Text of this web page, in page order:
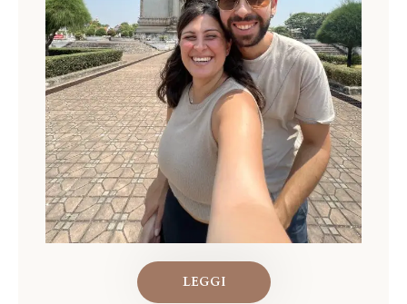
LEGGI